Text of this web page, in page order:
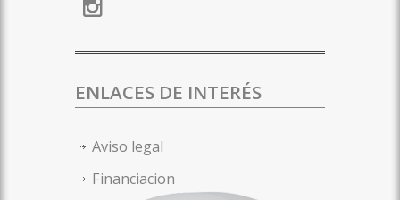
ENLACES DE INTERÉS
Aviso legal
Financiacion